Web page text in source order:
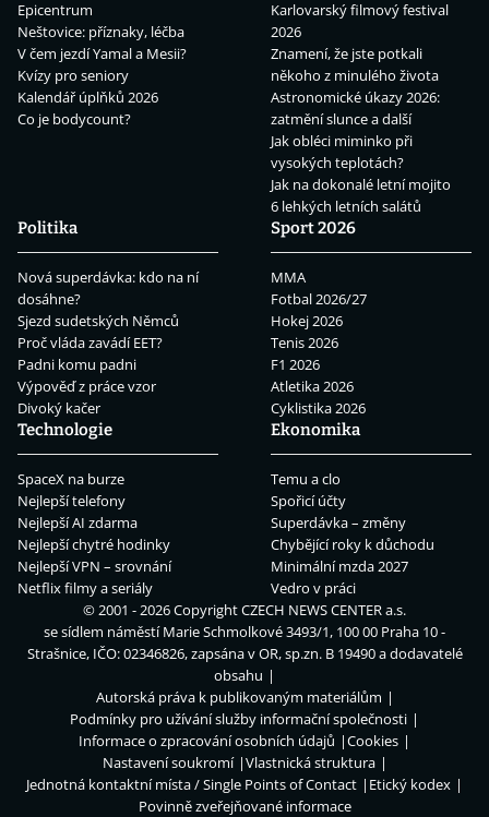
Epicentrum
Neštovice: příznaky, léčba
V čem jezdí Yamal a Mesii?
Kvízy pro seniory
Kalendář úplňků 2026
Co je bodycount?
Karlovarský filmový festival
2026
Znamení, že jste potkali
někoho z minulého života
Astronomické úkazy 2026:
zatmění slunce a další
Jak obléci miminko při
vysokých teplotách?
Jak na dokonalé letní mojito
6 lehkých letních salátů
Politika
Nová superdávka: kdo na ní
dosáhne?
Sjezd sudetských Němců
Proč vláda zavádí EET?
Padni komu padni
Výpověď z práce vzor
Divoký kačer
Sport 2026
MMA
Fotbal 2026/27
Hokej 2026
Tenis 2026
F1 2026
Atletika 2026
Cyklistika 2026
Technologie
SpaceX na burze
Nejlepší telefony
Nejlepší AI zdarma
Nejlepší chytré hodinky
Nejlepší VPN – srovnání
Netflix filmy a seriály
Ekonomika
Temu a clo
Spořicí účty
Superdávka – změny
Chybějící roky k důchodu
Minimální mzda 2027
Vedro v práci
© 2001 - 2026 CopyrightCZECH NEWS CENTER a.s.
se sídlem náměstí Marie Schmolkové 3493/1, 100 00 Praha 10 -
Strašnice, IČO: 02346826, zapsána v OR, sp.zn. B 19490 a dodavatelé
obsahu
Autorská práva k publikovaným materiálům
Podmínky pro užívání služby informační společnosti
Informace o zpracování osobních údajů
Cookies
Nastavení soukromí
Vlastnická struktura
Jednotná kontaktní místa / Single Points of Contact
Etický kodex
Povinně zveřejňované informace